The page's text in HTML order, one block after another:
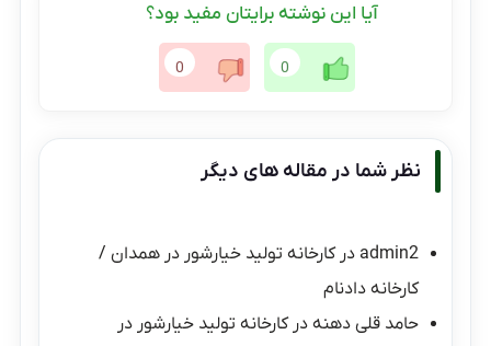
آیا این نوشته برایتان مفید بود؟
0
0
نظر شما در مقاله های دیگر
admin2 درکارخانه تولید خیارشور در همدان /
کارخانه دادنام
حامد قلی دهنه درکارخانه تولید خیارشور در